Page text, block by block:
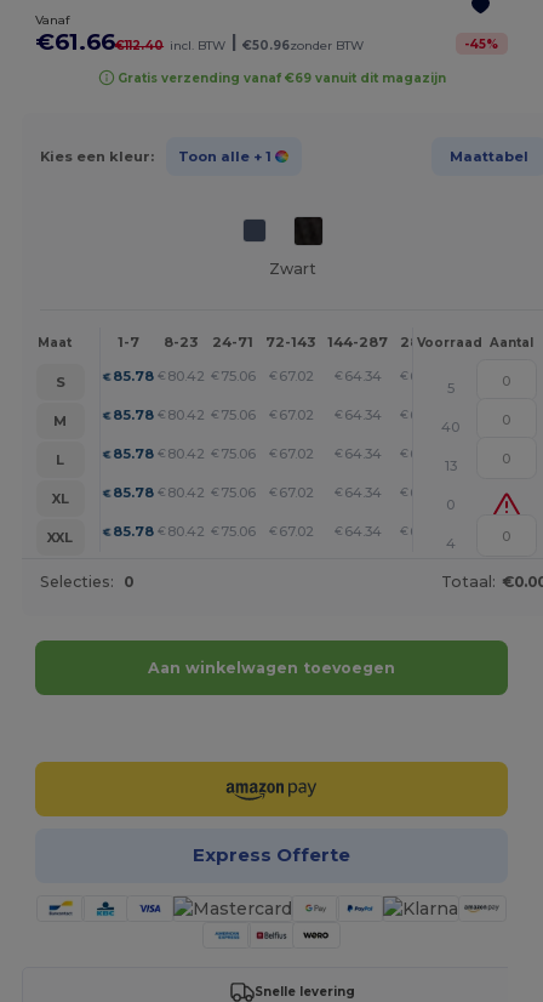
Vanaf
€61.66€112.40 incl. BTW | €50.96zonder BTW -45%
Gratis verzending vanaf €69 vanuit dit magazijn
Kies een kleur: Toon alle + 1 Maattabel
Zwart
Maat 1-7 8-23 24-71 72-143 144-287 288 + Meer
Voorraad Aantal
S €85.78 € 80.42 € 75.06 € 67.02 € 64.34 € 61.66
5
M
€85.78 € 80.42 € 75.06 € 67.02 € 64.34 € 61.66
40
L
€85.78 € 80.42 € 75.06 € 67.02 € 64.34 € 61.66
13
XL
€85.78 € 80.42 € 75.06 € 67.02 € 64.34 € 61.66
0
XXL
€85.78 € 80.42 € 75.06 € 67.02 € 64.34 € 61.66
4
Selecties: 0 Totaal:
Aan winkelwagen toevoegen
Express Offerte
Snelle levering